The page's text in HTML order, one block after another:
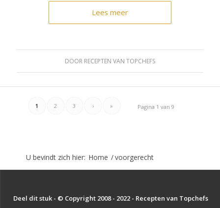
Lees meer
DOOR RECEPTEN VAN TOPCHEFS
Pagina 1 van 9
1 2 3 › »
U bevindt zich hier: Home /voorgerecht
Deel dit stuk - © Copyright 2008 - 2022 - Recepten van Topchefs